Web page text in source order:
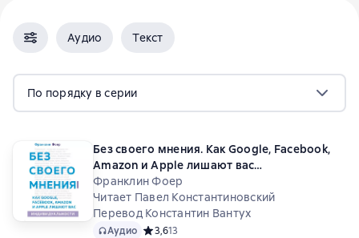
Аудио Текст
По порядку в серии
Без своего мнения. Как Google, Facebook,
Amazon и Apple лишают вас
индивидуальности
Франклин Фоер
Читает Павел Константиновский
Перевод Константин Вантух
Аудио Средний рейтинг 3,6 на основе 13 оценок
3,613